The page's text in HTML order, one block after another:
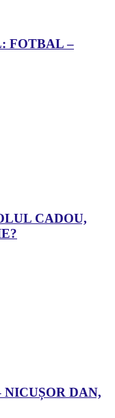
FOTBAL –
CADOU,
DAN,